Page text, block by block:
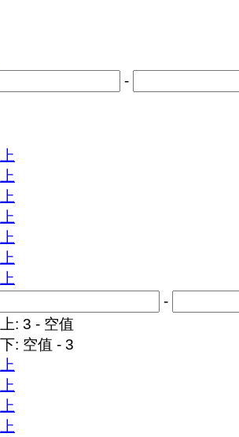
-
-
: 3 - 空值
: 空值 - 3